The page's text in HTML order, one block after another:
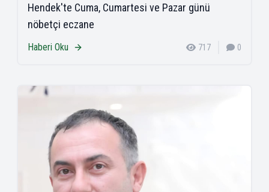
Hendek'te Cuma, Cumartesi ve Pazar günü
nöbetçi eczane
Haberi Oku 717 0